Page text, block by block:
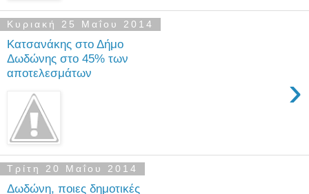
Κυριακή 25 Μαΐου 2014
Κατσανάκης στο Δήμο
Δωδώνης στο 45% των
αποτελεσμάτων
›
Τρίτη 20 Μαΐου 2014
Δωδώνη, ποιες δημοτικές